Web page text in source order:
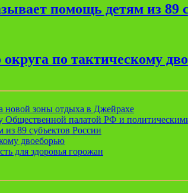
помощь детям из 89
по тактическому
новой зоны отдыха в Джейрахе
Общественной палатой РФ и
89 субъектов России
двоеборью
для здоровья горожан